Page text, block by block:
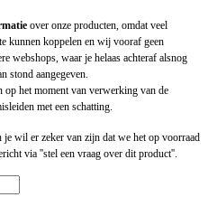
over onze producten, omdat veel
kunnen koppelen en wij vooraf geen
webshops, waar je helaas achteraf alsnog
stond aangegeven.
op het moment van verwerking van de
met een schatting.
je wil er zeker van zijn dat we het op voorraad
via ''stel een vraag over dit product''.